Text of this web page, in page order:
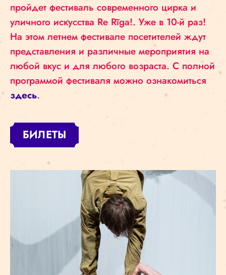
пройдет фестиваль современного цирка и
уличного искусства Re Rīga!. Уже в 10-й раз!
На этом летнем фестивале посетителей ждут
представления и различные мероприятия на
любой вкус и для любого возраста. С полной
программой фестиваля можно ознакомиться
здесь.
БИЛЕТЫ